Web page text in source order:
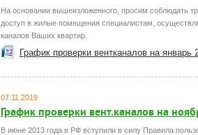
На основании вышеизложенного, просим соблюдать
доступ в жилые помещения специалистам,
каналов Ваших квартир.
График проверки вентканалов на январь
07.11.2019
График проверки вент.каналов на
В июне 2013 года в РФ вступили в силу Правила